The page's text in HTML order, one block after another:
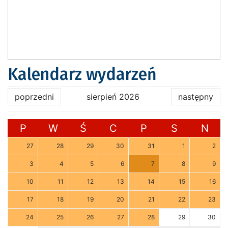
Kalendarz wydarzeń
poprzedni sierpień 2026 następny
P W Ś C P S N
27 28 29 30 31 1 2
3 4 5 6 7 8 9
10 11 12 13 14 15 16
17 18 19 20 21 22 23
24 25 26 27 28 29 30